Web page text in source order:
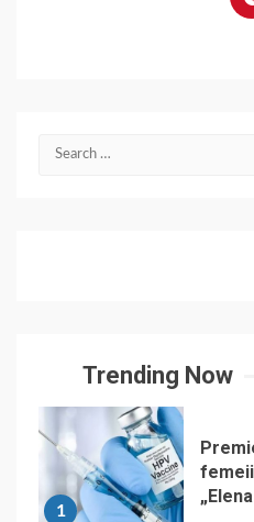
Search
Trending Now
1